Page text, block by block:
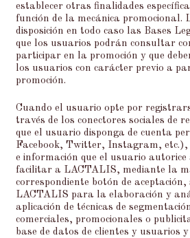
establecer otras finalidades
función de la mecánica promocional.
disposición en todo caso las Bases
que los usuarios podrán consultar
participar en la promoción y que
los usuarios con carácter previo a
promoción.
Cuando el usuario opte por
través de los conectores sociales de
que el usuario disponga de cuenta
Facebook, Twitter, Instagram, etc.),
e información que el usuario autorice
facilitar a LACTALIS, mediante la
correspondiente botón de
LACTALIS para la elaboración y
aplicación de técnicas de
comerciales, promocionales o
base de datos de clientes y usuarios